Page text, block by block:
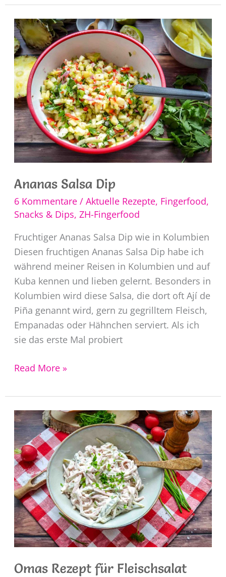
padron
Rezept
Ananas Salsa Dip
6 Kommentare / Aktuelle Rezepte, Fingerfood,
Snacks & Dips, ZH-Fingerfood
Fruchtiger Ananas Salsa Dip wie in Kolumbien
Diesen fruchtigen Ananas Salsa Dip habe ich
während meiner Reisen in Kolumbien und auf
Kuba kennen und lieben gelernt. Besonders in
Kolumbien wird diese Salsa, die dort oft Ají de
Piña genannt wird, gern zu gegrilltem Fleisch,
Empanadas oder Hähnchen serviert. Als ich
sie das erste Mal probiert
Ananas
Dip
Read More »
Omas Rezept für Fleischsalat